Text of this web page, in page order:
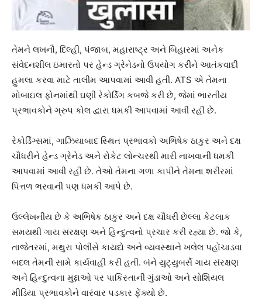
તેમને લખનૌ, દિલ્હી, પંજાબ, મહારાષ્ટ્ર અને બિહારમાં અનેક
સંવેદનશીલ ઇમારતો પર હેન્ડ ગ્રેનેડનો ઉપયોગ કરીને આતંકવાદી
હુમલા કરવા માટે તાલીમ આપવામાં આવી હતી. ATS એ તેમના
મોબાઇલ ફોનમાંથી ઘણી રેકોર્ડિંગ કબજે કરી છે, જેમાં ભારતીય
પ્રભાવકોને ગ્રુપ કોલ દ્વારા ધમકી આપવામાં આવી રહી છે.
રેકોર્ડિંગ્સમાં, ગાઝિયાબાદ સ્થિત પ્રભાવકો અભિષેક ઠાકુર અને દક્ષ
ચૌધરીને હેન્ડ ગ્રેનેડ અને રોકેટ લોન્ચરથી મારી નાખવાની ધમકી
આપવામાં આવી રહી છે. તેઓ તેમના ગળા કાપીને તેમના શરીરમાં
પિત્તળ ભરવાની પણ ધમકી આપે છે.
ઉલ્લેખનીય છે કે અભિષેક ઠાકુર અને દક્ષ ચૌધરી છેલ્લા કેટલાક
સમયથી ગાય સંરક્ષણ અને હિન્દુત્વનો પ્રચાર કરી રહ્યા છે. જો કે,
તાજેતરમાં, મથુરા પોલીસે કાયદો અને વ્યવસ્થાને ખલેલ પહોંચાડવા
બદલ તેમની સામે કાર્યવાહી કરી હતી. બંને યુટ્યુબર્સે ગાય સંરક્ષણ
અને હિન્દુત્વના મુદ્દાઓ પર પાકિસ્તાની ગુંડાઓ અને સોશિયલ
મીડિયા પ્રભાવકોને વારંવાર પડકાર ફેંક્યો છે.